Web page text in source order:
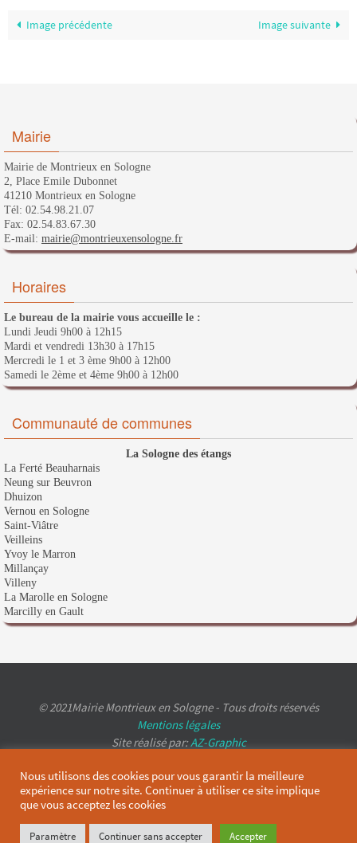
Image précédente Image suivante
Mairie
Mairie de Montrieux en Sologne
2, Place Emile Dubonnet
41210 Montrieux en Sologne
Tél: 02.54.98.21.07
Fax: 02.54.83.67.30
E-mail: mairie@montrieuxensologne.fr
Horaires
Le bureau de la mairie vous accueille le :
Lundi Jeudi 9h00 à 12h15
Mardi et vendredi 13h30 à 17h15
Mercredi le 1 et 3 ème 9h00 à 12h00
Samedi le 2ème et 4ème 9h00 à 12h00
Communauté de communes
La Sologne des étangs
La Ferté Beauharnais
Neung sur Beuvron
Dhuizon
Vernou en Sologne
Saint-Viâtre
Veilleins
Yvoy le Marron
Millançay
Villeny
La Marolle en Sologne
Marcilly en Gault
© 2021Mairie Montrieux en Sologne - Tous droits réservés
Mentions légales
Site réalisé par:AZ-Graphic
Nous utilisons des cookies pour vous garantir la meilleure
expérience sur notre site. Continuer à utiliser ce site implique
que vous acceptez les cookies
Paramètre Continuer sans accepter Accepter